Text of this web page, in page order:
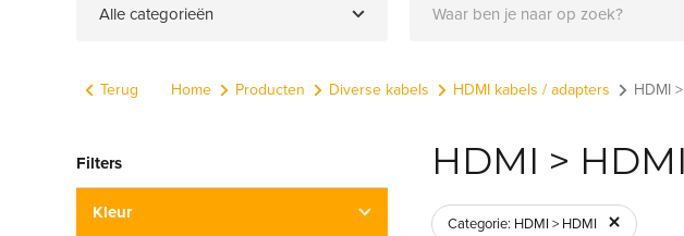
Alle categorieën
Terug Home Producten Diverse kabels HDMI kabels / adapters HDMI
HDMI > HDMI
Categorie: HDMI > HDMI
Filters
Kleur